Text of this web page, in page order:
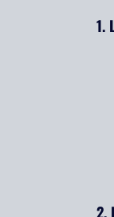
1.
2.